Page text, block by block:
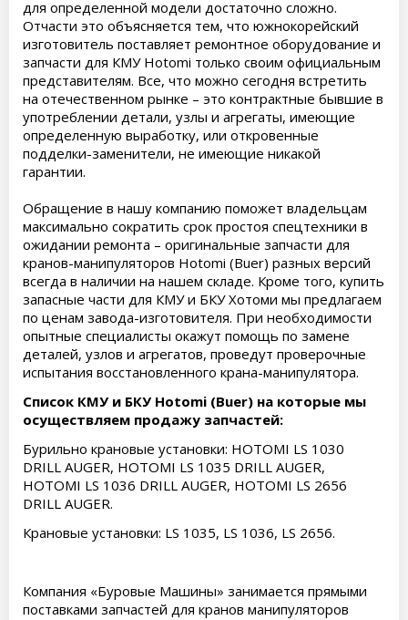
для определенной модели достаточно сложно.
Отчасти это объясняется тем, что южнокорейский
изготовитель поставляет ремонтное оборудование и
запчасти для КМУ Hotomi только своим официальным
представителям. Все, что можно сегодня встретить
на отечественном рынке – это контрактные бывшие в
употреблении детали, узлы и агрегаты, имеющие
определенную выработку, или откровенные
подделки-заменители, не имеющие никакой
гарантии.
Обращение в нашу компанию поможет владельцам
максимально сократить срок простоя спецтехники в
ожидании ремонта – оригинальные запчасти для
кранов-манипуляторов Hotomi (Buer) разных версий
всегда в наличии на нашем складе. Кроме того, купить
запасные части для КМУ и БКУ Хотоми мы предлагаем
по ценам завода-изготовителя. При необходимости
опытные специалисты окажут помощь по замене
деталей, узлов и агрегатов, проведут проверочные
испытания восстановленного крана-манипулятора.
Cписок КМУ и БКУ Hotomi (Buer) на которые мы
осуществляем продажу запчастей:
Бурильно крановые установки: HOTOMI LS 1030
DRILL AUGER, HOTOMI LS 1035 DRILL AUGER,
HOTOMI LS 1036 DRILL AUGER, HOTOMI LS 2656
DRILL AUGER.
Крановые установки: LS 1035, LS 1036, LS 2656.
Компания «Буровые Машины» занимается прямыми
поставками запчастей для кранов манипуляторов